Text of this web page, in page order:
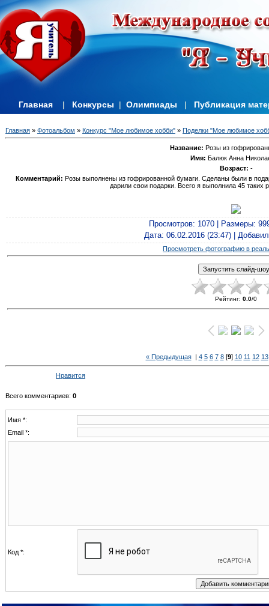
Главная | Конкурсы | Олимпиады | Публикация
Главная » Фотоальбом » Конкурс "Мое любимое хобби" » Поделки "Мое любимое
Название: Розы из
Имя: Балюк Анна
Возраст: -
Комментарий: Розы выполнены из гофрированной бумаги. Сделаны были в
дарили свои подарки. Всего я выполнила 45 таких
Просмотров: 1070 | Размеры:
Дата: 06.02.2016 (23:47) | Добавил
Просмотреть фотографию в
Рейтинг: 0.0/0
« Предыдущая| 4 5 6 7 8[9] 10 11 12 13
Нравится
Всего комментариев: 0
Имя *:
Email *:
Код *: